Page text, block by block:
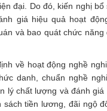
đại. Do đó, kiến nghị bổ
giá hiệu quả hoạt
và bao quát chức năng
về hoạt động nghề
danh, chuẩn nghề
lý chất lượng và đánh giá
sách tiền lương, đãi ngộ